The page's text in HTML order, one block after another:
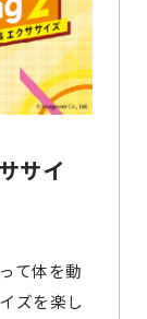
サイ
て体を動
ズを楽し